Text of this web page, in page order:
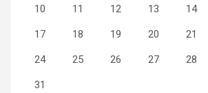
10 11 12 13 14
17 18 19 20 21
24 25 26 27 28
31